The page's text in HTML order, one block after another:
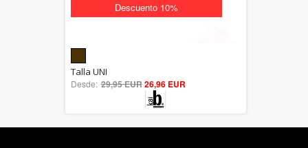
Descuento 10%
out of 5
Talla UNI
Desde: 29,95 EUR26,96 EUR